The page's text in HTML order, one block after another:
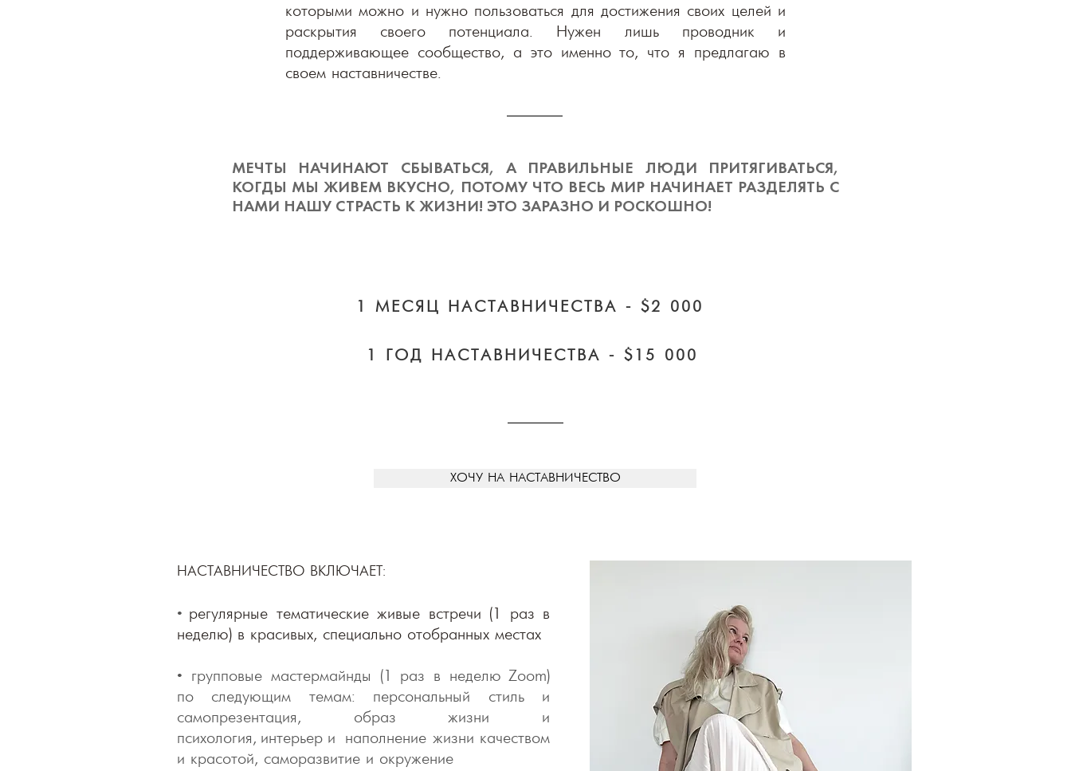
которыми можно и нужно пользоваться для достижения своих целей и
раскрытия своего потенциала. Нужен лишь проводник и
поддерживающее сообщество, а это именно то, что я предлагаю в
своем наставничестве.
МЕЧТЫ НАЧИНАЮТ СБЫВАТЬСЯ, А ПРАВИЛЬНЫЕ ЛЮДИ ПРИТЯГИВАТЬСЯ,
КОГДЫ МЫ ЖИВЕМ ВКУСНО, ПОТОМУ ЧТО ВЕСЬ МИР НАЧИНАЕТ РАЗДЕЛЯТЬ С
НАМИ НАШУ СТРАСТЬ К ЖИЗНИ! ЭТО ЗАРАЗНО И РОСКОШНО!
1 МЕСЯЦ НАСТАВНИЧЕСТВА - $2 000
1 ГОД НАСТАВНИЧЕСТВА - $15 000
ХОЧУ НА НАСТАВНИЧЕСТВО
НАСТАВНИЧЕСТВО ВКЛЮЧАЕТ:
• регулярные тематические живые встречи (1 раз в
неделю) в красивых, специально отобранных местах
• групповые мастермайнды (1 раз в неделюZoom)
по следующим темам: персональный стиль и
самопрезентация, образ жизни и
психология, интерьер и наполнение жизни качеством
и красотой, саморазвитие и окружение